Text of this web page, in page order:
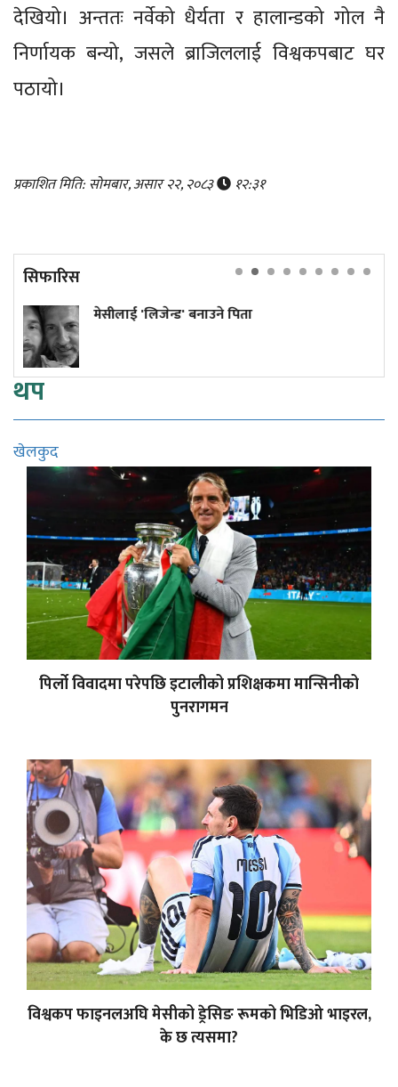
देखियो। अन्ततः नर्वेको धैर्यता र हालान्डको गोल नै
निर्णायक बन्यो, जसले ब्राजिललाई विश्वकपबाट घर
पठायो।
प्रकाशित मिति: सोमबार, असार २२, २०८३ १२:३१
सिफारिस
बनाउने पिता
थप
खेलकुद
पिर्लो विवादमा परेपछि इटालीको प्रशिक्षकमा मान्सिनीको
पुनरागमन
विश्वकप फाइनलअघि मेसीको ड्रेसिङ रूमको भिडिओ भाइरल,
के छ त्यसमा?